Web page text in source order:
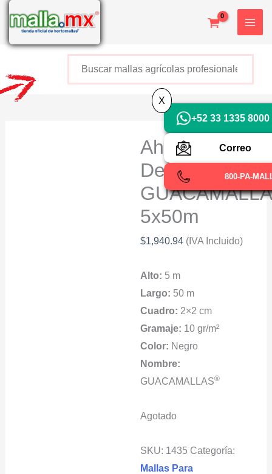
contenido
Ahuyentador
De Aves
5x50m
$1,940.94 (IVA Incluido)
Alto: 5 m
Largo: 50 m
Cuadro: 2×2 cm
Gramaje: 10 gr/m²
Color: Negro
Nombre:
GUACAMALLAS®
Agotado
SKU: 1435 Categoría:
Mallas Para
+52 800 726 2552
+52 33 1335 8000
Correo
800-PA-
X